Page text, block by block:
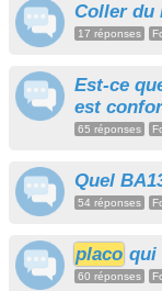
Coller du
17 réponses
Est-ce
est
65 réponses
Quel
54 réponses
placo qui
60 réponses